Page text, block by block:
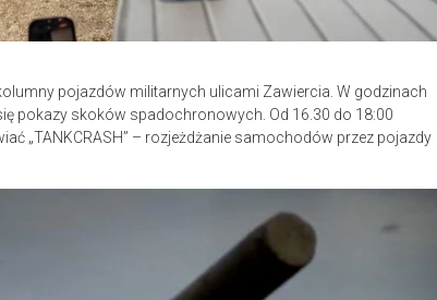
pojazdów militarnych ulicami Zawiercia. W godzinach
pokazy skoków spadochronowych. Od 16.30 do 18:00
„TANKCRASH” – rozjeżdżanie samochodów przez pojazdy